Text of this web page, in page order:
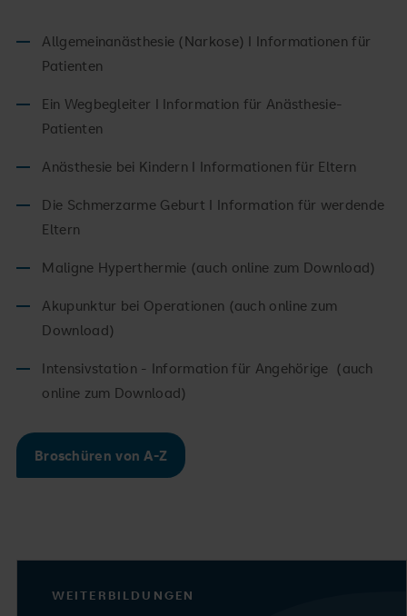
Allgemeinanästhesie (Narkose) I Informationen für
Patienten
Ein Wegbegleiter I Information für Anästhesie-
Patienten
Anästhesie bei Kindern I Informationen für Eltern
Die Schmerzarme Geburt I Information für werdende
Eltern
Maligne Hyperthermie (auch online zum Download)
Akupunktur bei Operationen (auch online zum
Download)
Intensivstation - Information für Angehörige (auch
online zum Download)
Broschüren von A-Z
WEITERBILDUNGEN